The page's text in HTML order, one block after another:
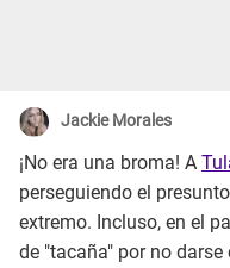
Jackie Morales
¡No era una broma! A
perseguiendo el
extremo. Incluso, en el
de "tacaña" por no